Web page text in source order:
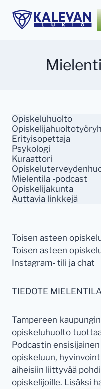
sisältöön
Opiskeluhuolto
Erityisopettaja
Psykologi
Kuraattori
Mielentila -podcast
Opiskelijakunta
Auttavia linkkejä
Toisen asteen
Toisen asteen
Instagram- tili ja chat
TIEDOTE
Tampereen
opiskeluhuolto
Podcastin
opiskeluun,
aiheisiin liittyvää
opiskelijoille. Lisäksi